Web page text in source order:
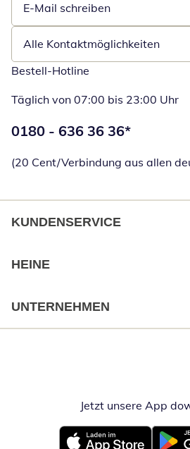
E-Mail schreiben
Öffnet E-Mail-Client
Alle Kontaktmöglichkeiten
Bestell-Hotline
Täglich von 07:00 bis 23:00 Uhr
Telefonnummer:
0180 - 636 36 36*
(20 Cent/Verbindung aus allen
KUNDENSERVICE
HEINE
UNTERNEHMEN
Jetzt unsere App